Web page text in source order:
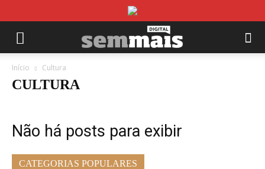
Início Cultura
CULTURA
Não há posts para exibir
CATEGORIAS POPULARES